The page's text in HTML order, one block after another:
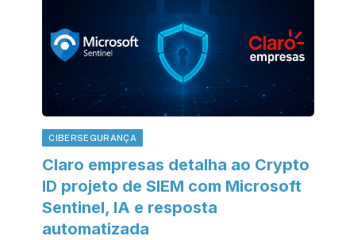
CIBERSEGURANÇA
Claro empresas detalha ao Crypto
ID projeto de SIEM com Microsoft
Sentinel, IA e resposta
automatizada